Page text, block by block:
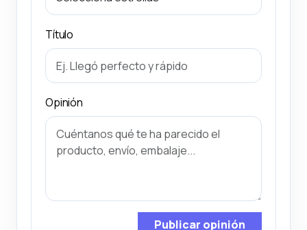
Título
Opinión
Publicar opinión